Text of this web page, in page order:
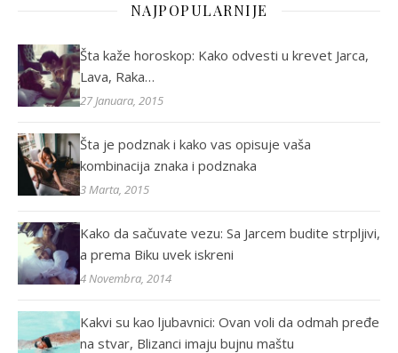
NAJPOPULARNIJE
Šta kaže horoskop: Kako odvesti u krevet Jarca,
Lava, Raka…
27 Januara, 2015
Šta je podznak i kako vas opisuje vaša
kombinacija znaka i podznaka
3 Marta, 2015
Kako da sačuvate vezu: Sa Jarcem budite strpljivi,
a prema Biku uvek iskreni
4 Novembra, 2014
Kakvi su kao ljubavnici: Ovan voli da odmah pređe
na stvar, Blizanci imaju bujnu maštu